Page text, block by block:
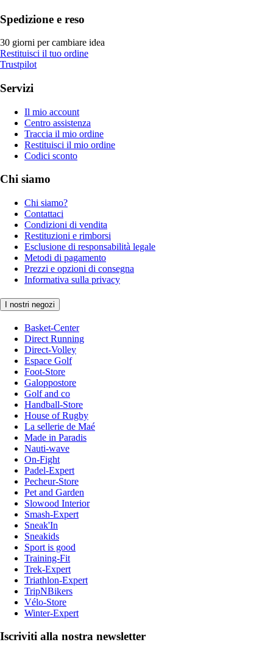
Spedizione e reso
30 giorni per cambiare idea
Restituisci il tuo ordine
Trustpilot
Servizi
Il mio account
Centro assistenza
Traccia il mio ordine
Restituisci il mio ordine
Codici sconto
Chi siamo
Chi siamo?
Contattaci
Condizioni di vendita
Restituzioni e rimborsi
Esclusione di responsabilità legale
Metodi di pagamento
Prezzi e opzioni di consegna
Informativa sulla privacy
I nostri negozi
Basket-Center
Direct Running
Direct-Volley
Espace Golf
Foot-Store
Galoppostore
Golf and co
Handball-Store
House of Rugby
La sellerie de Maé
Made in Paradis
Nauti-wave
On-Fight
Padel-Expert
Pecheur-Store
Pet and Garden
Slowood Interior
Smash-Expert
Sneak'In
Sneakids
Sport is good
Training-Fit
Trek-Expert
Triathlon-Expert
TripNBikers
Vélo-Store
Winter-Expert
Iscriviti alla nostra newsletter